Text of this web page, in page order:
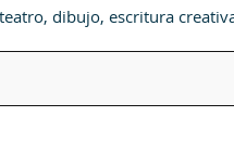
dibujo, escritura